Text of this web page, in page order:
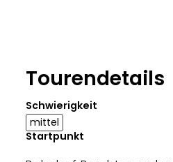
Tourendetails
Schwierigkeit
mittel
Startpunkt